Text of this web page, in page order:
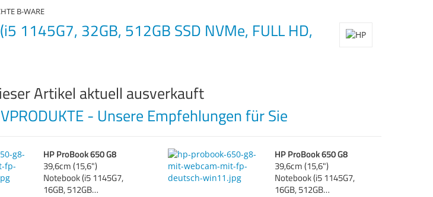
B-WARE
1145G7, 32GB, 512GB SSD NVMe, FULL HD,
Artikel aktuell ausverkauft
- Unsere Empfehlungen für Sie
HP ProBook 650 G8
39,6cm (15,6")
Notebook (i5 1145G7,
16GB, 512GB…
HP ProBook 650 G8
39,6cm (15,6")
Notebook (i5 1145G7,
16GB, 512GB…